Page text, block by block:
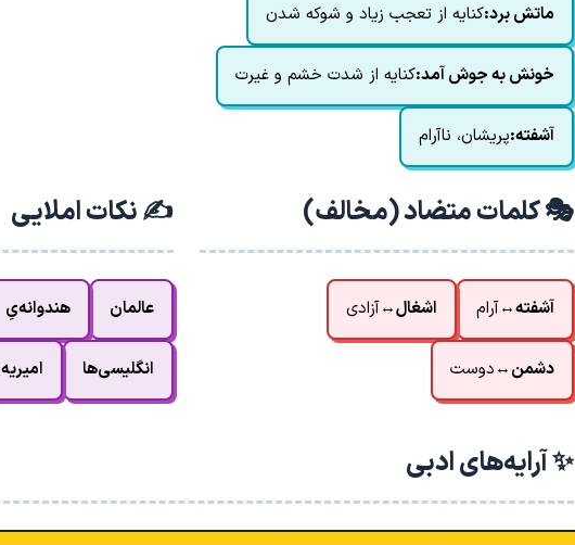
ماتش برد:کنایه از تعجب زیاد و شوکه شدن
خونش به جوش آمد:کنایه از شدت خشم و غیرت
آشفته:پریشان، ناآرام
🎭 کلمات متضاد (مخالف)
آشفته↔آرام اشغال↔آزادی
دشمن↔دوست
✍️ نکات املایی
عالمان هندوانه‌یِ
انگلیسی‌ها امیریه
✨ آرایه‌های ادبی